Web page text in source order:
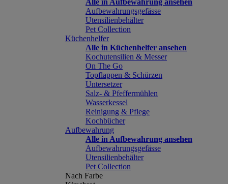
Alle in Aufbewahrung ansehen
Aufbewahrungsgefässe
Utensilienbehälter
Pet Collection
Küchenhelfer
Alle in Küchenhelfer ansehen
Kochutensilien & Messer
On The Go
Topflappen & Schürzen
Untersetzer
Salz- & Pfeffermühlen
Wasserkessel
Reinigung & Pflege
Kochbücher
Aufbewahrung
Alle in Aufbewahrung ansehen
Aufbewahrungsgefässe
Utensilienbehälter
Pet Collection
Nach Farbe